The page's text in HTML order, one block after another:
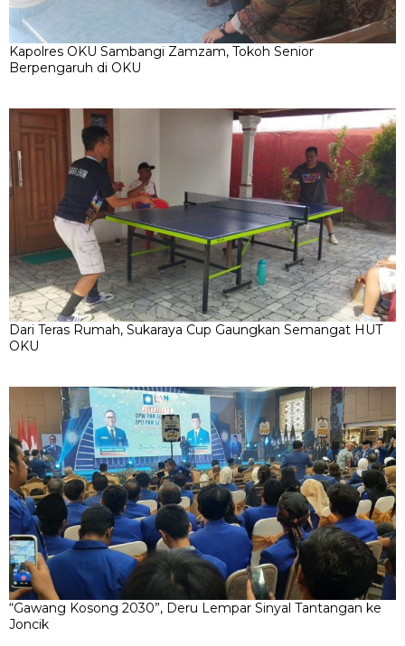
Kapolres OKU Sambangi Zamzam, Tokoh Senior
Berpengaruh di OKU
Dari Teras Rumah, Sukaraya Cup Gaungkan Semangat HUT
OKU
“Gawang Kosong 2030”, Deru Lempar Sinyal Tantangan ke
Joncik